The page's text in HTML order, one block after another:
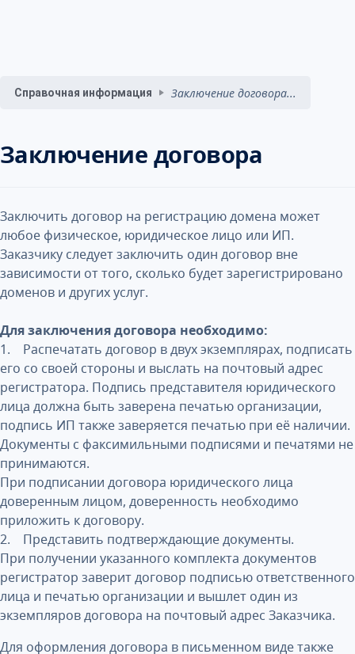
Справочная информация Заключение договора...
Заключение договора
Заключить договор на регистрацию домена может
любое физическое, юридическое лицо или ИП.
Заказчику следует заключить один договор вне
зависимости от того, сколько будет зарегистрировано
доменов и других услуг.
Для заключения договора необходимо:
1. Распечатать договор в двух экземплярах, подписать
его со своей стороны и выслать на почтовый адрес
регистратора. Подпись представителя юридического
лица должна быть заверена печатью организации,
подпись ИП также заверяется печатью при её наличии.
Документы с факсимильными подписями и печатями не
принимаются.
При подписании договора юридического лица
доверенным лицом, доверенность необходимо
приложить к договору.
2. Представить подтверждающие документы.
При получении указанного комплекта документов
регистратор заверит договор подписью ответственного
лица и печатью организации и вышлет один из
экземпляров договора на почтовый адрес Заказчика.
Для оформления договора в письменном виде также